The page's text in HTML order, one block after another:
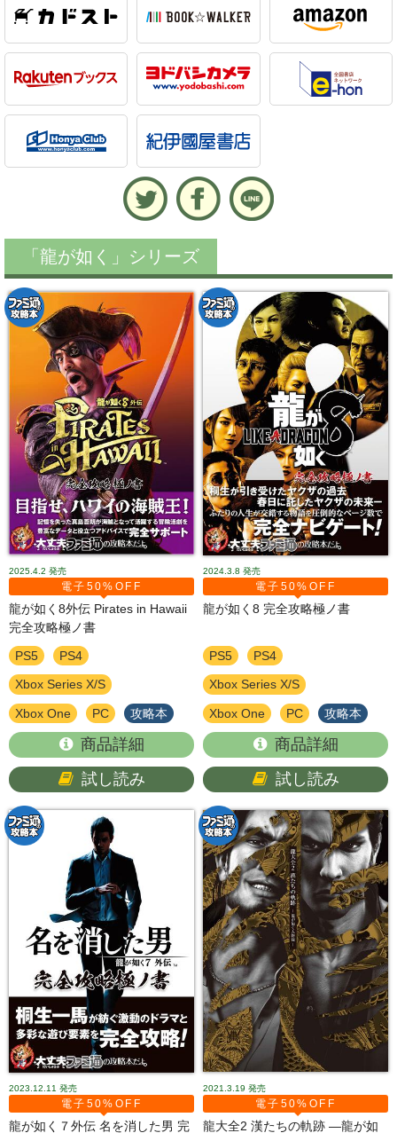
「龍が如く」シリーズ
2025.4.2 発売
電子50%OFF
龍が如く8外伝 Pirates in Hawaii
完全攻略極ノ書
PS5 PS4
Xbox Series X/S
Xbox One PC 攻略本
商品詳細
試し読み
2024.3.8 発売
電子50%OFF
龍が如く8 完全攻略極ノ書
PS5 PS4
Xbox Series X/S
Xbox One PC 攻略本
商品詳細
試し読み
2023.12.11 発売
電子50%OFF
龍が如く７外伝 名を消した男 完
2021.3.19 発売
電子50%OFF
龍大全2 漢たちの軌跡 ―龍が如